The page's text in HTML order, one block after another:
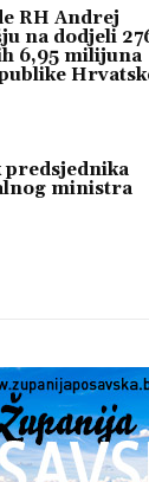
RH Andrej
na dodjeli
6,95 milijuna
predsjednika
ministra